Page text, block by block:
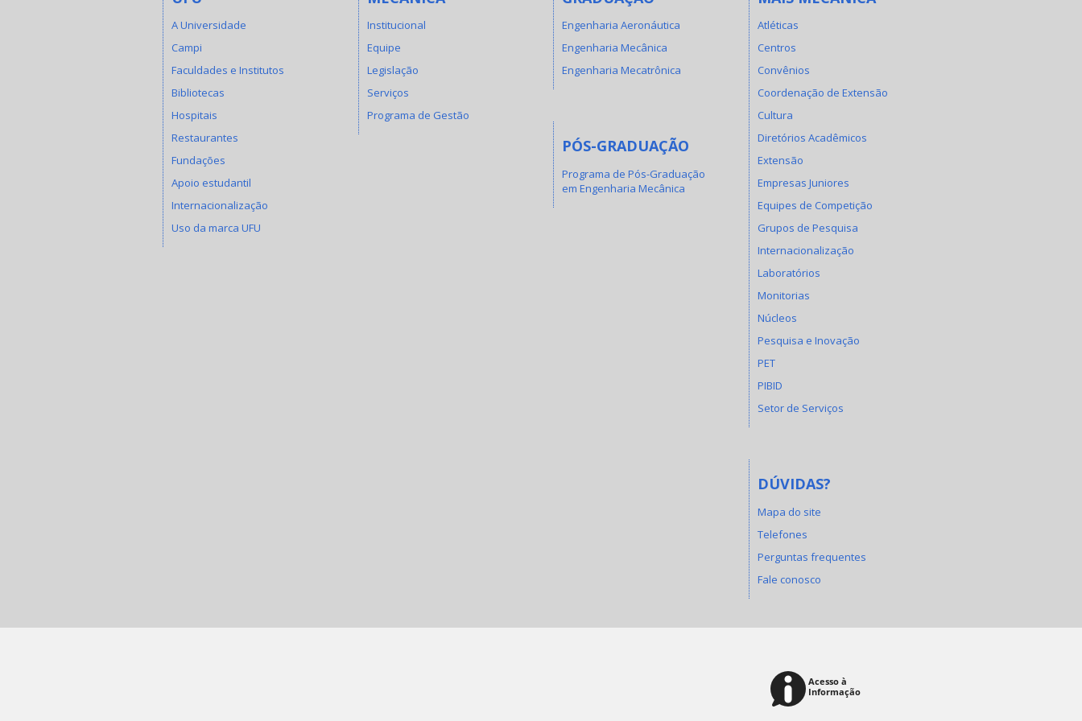
A Universidade
Campi
Faculdades e Institutos
Bibliotecas
Hospitais
Restaurantes
Fundações
Apoio estudantil
Internacionalização
Uso da marca UFU
Institucional
Equipe
Legislação
Serviços
Programa de Gestão
Engenharia Aeronáutica
Engenharia Mecânica
Engenharia Mecatrônica
PÓS-GRADUAÇÃO
Programa de Pós-Graduação
em Engenharia Mecânica
Atléticas
Centros
Convênios
Coordenação de Extensão
Cultura
Diretórios Acadêmicos
Extensão
Empresas Juniores
Equipes de Competição
Grupos de Pesquisa
Internacionalização
Laboratórios
Monitorias
Núcleos
Pesquisa e Inovação
PET
PIBID
Setor de Serviços
DÚVIDAS?
Mapa do site
Telefones
Perguntas frequentes
Fale conosco